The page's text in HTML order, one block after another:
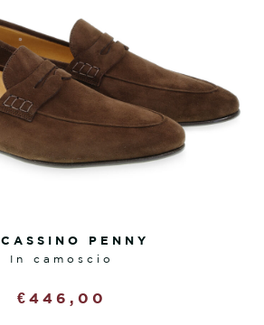
PENNY
in camoscio
€ 446,00